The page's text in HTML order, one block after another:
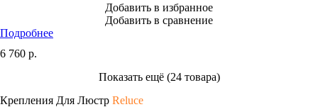
Добавить в избранное
Добавить в сравнение
Подробнее
6 760 р.
Показать ещё (24 товара)
Крепления Для Люстр Reluce